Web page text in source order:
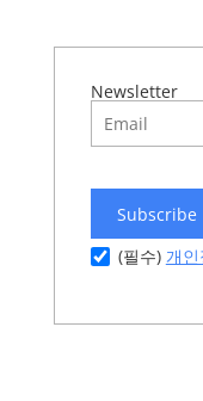
Newsletter
Subscribe
(필수) 개